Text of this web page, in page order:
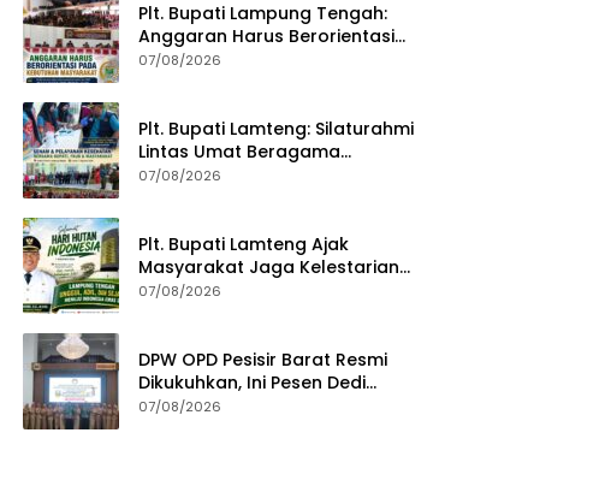
Plt. Bupati Lampung Tengah:
Anggaran Harus Berorientasi
pada Kebutuhan Masyarakat
07/08/2026
Plt. Bupati Lamteng: Silaturahmi
Lintas Umat Beragama
Menjaga Kondusivitas Daerah
07/08/2026
Plt. Bupati Lamteng Ajak
Masyarakat Jaga Kelestarian
Alam pada Peringatan Hari
07/08/2026
DPW OPD Pesisir Barat Resmi
Dikukuhkan, Ini Pesen Dedi
Irawan
07/08/2026